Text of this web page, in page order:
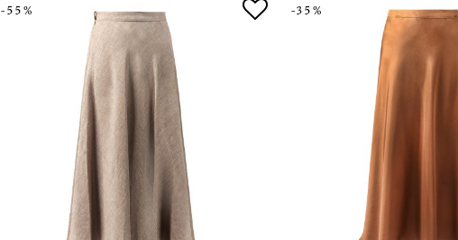
-55% -35%